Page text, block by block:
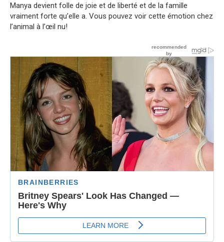
Manya devient folle de joie et de liberté et de la famille
vraiment forte qu’elle a. Vous pouvez voir cette émotion chez
l’animal à l’œil nu!